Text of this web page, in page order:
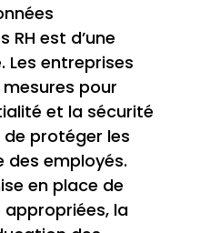
RH est d’une
entreprises
pour
et la sécurité
de protéger les
des employés.
en place de
la